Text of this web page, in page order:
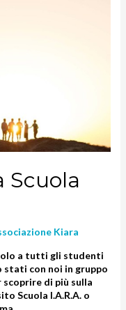
Scuola
Kiara
a tutti gli studenti
stati con noi in gruppo
scoprire di più sulla
Scuola I.A.R.A. o